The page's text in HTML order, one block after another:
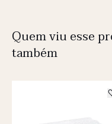
Quem viu esse
também